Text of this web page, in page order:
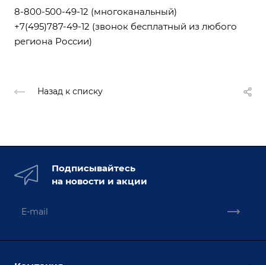
8-800-500-49-12 (многоканальный)
+7(495)787-49-12 (звонок бесплатный из любого
региона России)
Назад к списку
Подписывайтесь
на новости и акции